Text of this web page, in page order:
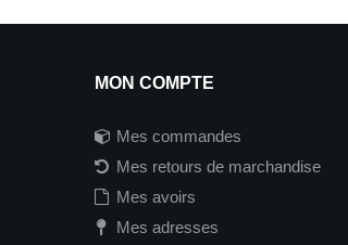
MON COMPTE
Mes commandes
Mes retours de marchandise
Mes avoirs
Mes adresses